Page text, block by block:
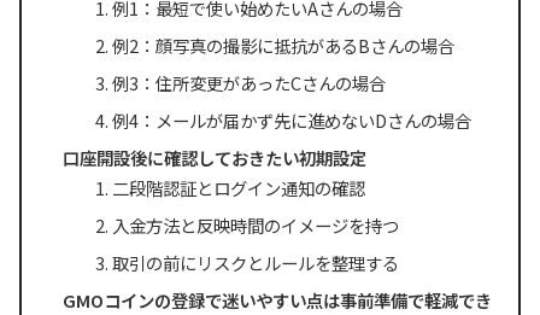
例1：最短で使い始めたいAさんの場合
例2：顔写真の撮影に抵抗があるBさんの場合
例3：住所変更があったCさんの場合
例4：メールが届かず先に進めないDさんの場合
口座開設後に確認しておきたい初期設定
二段階認証とログイン通知の確認
入金方法と反映時間のイメージを持つ
取引の前にリスクとルールを整理する
GMOコインの登録で迷いやすい点は事前準備で軽減でき